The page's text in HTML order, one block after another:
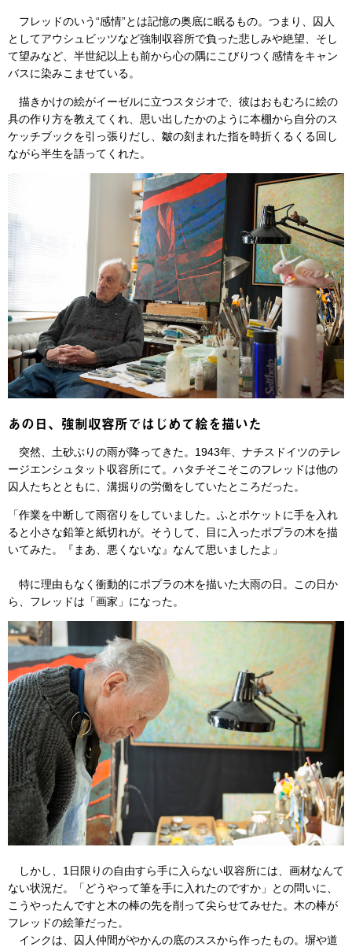
フレッドのいう“感情”とは記憶の奥底に眠るもの。つまり、囚人
としてアウシュビッツなど強制収容所で負った悲しみや絶望、そし
て望みなど、半世紀以上も前から心の隅にこびりつく感情をキャン
バスに染みこませている。
描きかけの絵がイーゼルに立つスタジオで、彼はおもむろに絵の
具の作り方を教えてくれ、思い出したかのように本棚から自分のス
ケッチブックを引っ張りだし、皺の刻まれた指を時折くるくる回し
ながら半生を語ってくれた。
あの日、強制収容所ではじめて絵を描いた
突然、土砂ぶりの雨が降ってきた。1943年、ナチスドイツのテレ
ージエンシュタット収容所にて。ハタチそこそこのフレッドは他の
囚人たちとともに、溝掘りの労働をしていたところだった。
「作業を中断して雨宿りをしていました。ふとポケットに手を入れ
ると小さな鉛筆と紙切れが。そうして、目に入ったポプラの木を描
いてみた。『まあ、悪くないな』なんて思いましたよ」
特に理由もなく衝動的にポプラの木を描いた大雨の日。この日か
ら、フレッドは「画家」になった。
しかし、1日限りの自由すら手に入らない収容所には、画材なんて
ない状況だ。「どうやって筆を手に入れたのですか」との問いに、
こうやったんですと木の棒の先を削って尖らせてみせた。木の棒が
フレッドの絵筆だった。
インクは、囚人仲間がやかんの底のススから作ったもの。塀や道